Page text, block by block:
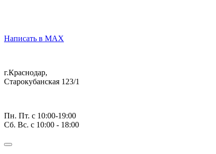
Написать в MAX
г.Краснодар,
Старокубанская 123/1
Пн. Пт. с 10:00-19:00
Сб. Вс. с 10:00 - 18:00